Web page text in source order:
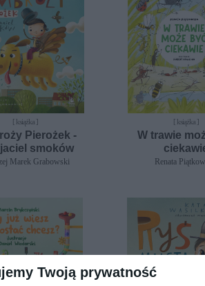
Twoją prywatność
[ książka ]
Pierożek -
smoków
Marek Grabowski
[ książka ]
W trawie
Renata